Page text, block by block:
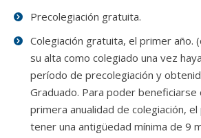
Precolegiación gratuita.
Colegiación gratuita, el primer año.
su alta como colegiado una vez
período de precolegiación y
Graduado. Para poder beneficiarse
primera anualidad de colegiación,
tener una antigüedad mínima de 9